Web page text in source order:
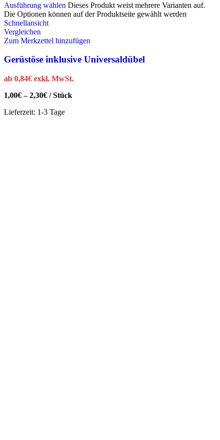
Ausführung wählen Dieses Produkt weist mehrere Varianten auf.
Die Optionen können auf der Produktseite gewählt werden
Schnellansicht
Vergleichen
Zum Merkzettel hinzufügen
Gerüstöse inklusive Universaldübel
ab 0,84€ exkl. MwSt.
1,00€–2,30€ /Stück
Lieferzeit: 1-3 Tage